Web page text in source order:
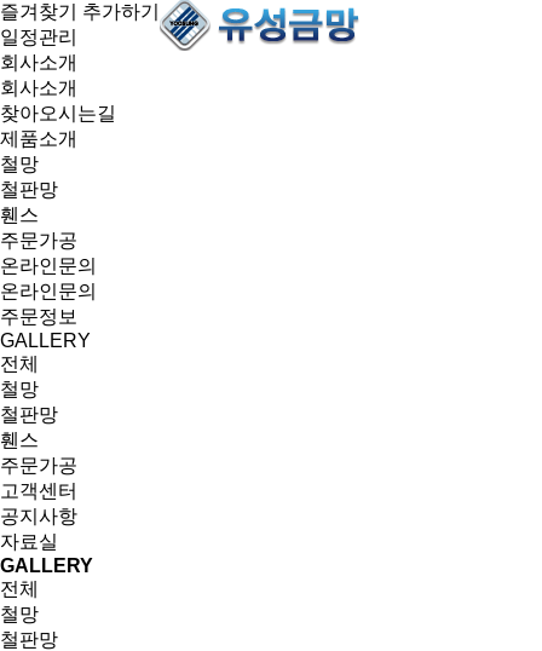
즐겨찾기 추가하기
일정관리
회사소개
회사소개
찾아오시는길
제품소개
철망
철판망
휀스
주문가공
온라인문의
온라인문의
주문정보
GALLERY
전체
철망
철판망
휀스
주문가공
고객센터
공지사항
자료실
GALLERY
전체
철망
철판망